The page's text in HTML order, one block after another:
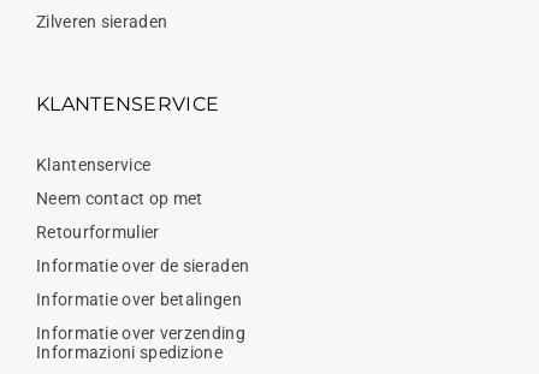
Zilveren sieraden
KLANTENSERVICE
Klantenservice
Neem contact op met
Retourformulier
Informatie over de sieraden
Informatie over betalingen
Informatie over verzending
Informazioni spedizione